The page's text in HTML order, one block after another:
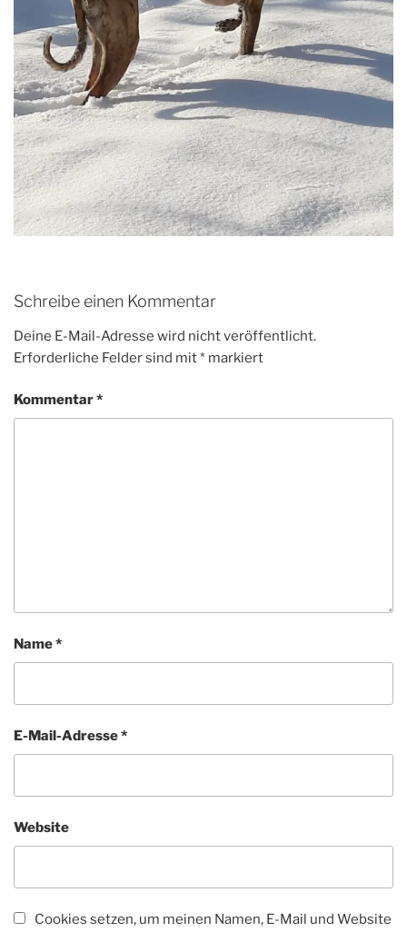
Schreibe einen Kommentar
Deine E-Mail-Adresse wird nicht veröffentlicht.
Erforderliche Felder sind mit* markiert
Kommentar*
Name*
E-Mail-Adresse*
Website
Cookies setzen, um meinen Namen, E-Mail und Website